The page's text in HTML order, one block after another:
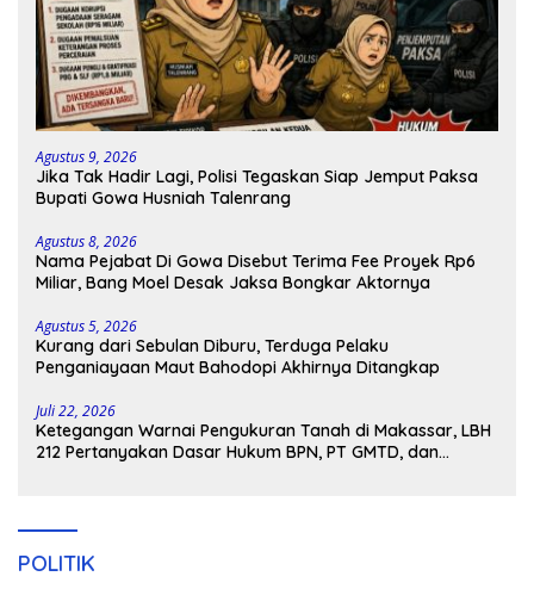
Agustus 9, 2026
Jika Tak Hadir Lagi, Polisi Tegaskan Siap Jemput Paksa
Bupati Gowa Husniah Talenrang
Agustus 8, 2026
Nama Pejabat Di Gowa Disebut Terima Fee Proyek Rp6
Miliar, Bang Moel Desak Jaksa Bongkar Aktornya
Agustus 5, 2026
Kurang dari Sebulan Diburu, Terduga Pelaku
Penganiayaan Maut Bahodopi Akhirnya Ditangkap
Juli 22, 2026
Ketegangan Warnai Pengukuran Tanah di Makassar, LBH
212 Pertanyakan Dasar Hukum BPN, PT GMTD, dan
POLITIK